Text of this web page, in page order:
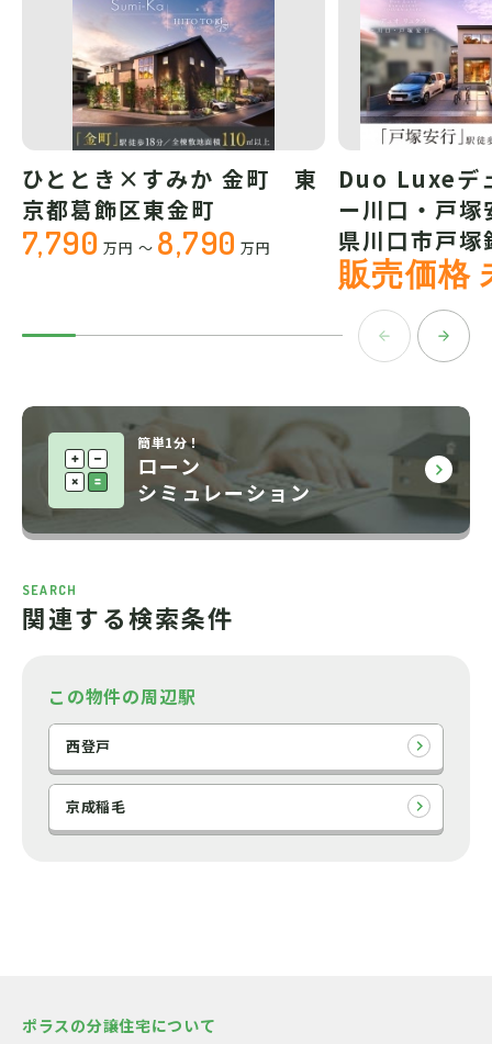
ひととき×すみか 金町 東
京都葛飾区東金町
7,790 万円 ～ 8,790 万円
Duo Luxeデ
ー川口・戸
県川口市戸塚
販売価格
簡単1分！
ローン
シミュレーション
SEARCH
関連する検索条件
この物件の周辺駅
西登戸
京成稲毛
ポラスの分譲住宅について